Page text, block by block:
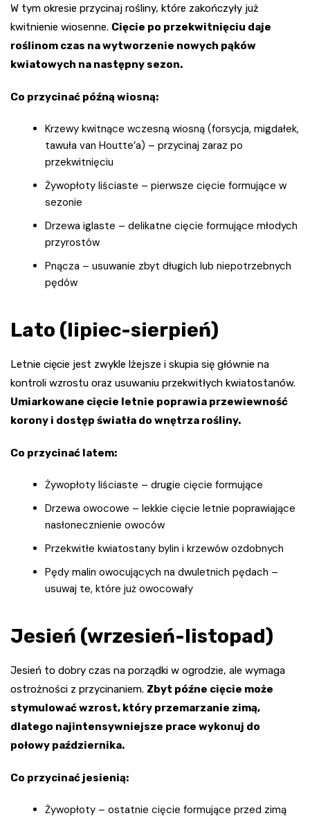
W tym okresie przycinaj rośliny, które zakończyły już
kwitnienie wiosenne. Cięcie po przekwitnięciu daje
roślinom czas na wytworzenie nowych pąków
kwiatowych na następny sezon.
Co przycinać późną wiosną:
Krzewy kwitnące wczesną wiosną (forsycja, migdałek,
tawuła van Houtte’a) – przycinaj zaraz po
przekwitnięciu
Żywopłoty liściaste – pierwsze cięcie formujące w
sezonie
Drzewa iglaste – delikatne cięcie formujące młodych
przyrostów
Pnącza – usuwanie zbyt długich lub niepotrzebnych
pędów
Lato (lipiec-sierpień)
Letnie cięcie jest zwykle lżejsze i skupia się głównie na
kontroli wzrostu oraz usuwaniu przekwitłych kwiatostanów.
Umiarkowane cięcie letnie poprawia przewiewność
korony i dostęp światła do wnętrza rośliny.
Co przycinać latem:
Żywopłoty liściaste – drugie cięcie formujące
Drzewa owocowe – lekkie cięcie letnie poprawiające
nasłonecznienie owoców
Przekwitłe kwiatostany bylin i krzewów ozdobnych
Pędy malin owocujących na dwuletnich pędach –
usuwaj te, które już owocowały
Jesień (wrzesień-listopad)
Jesień to dobry czas na porządki w ogrodzie, ale wymaga
ostrożności z przycinaniem. Zbyt późne cięcie może
stymulować wzrost, który przemarzanie zimą,
dlatego najintensywniejsze prace wykonuj do
połowy października.
Co przycinać jesienią:
Żywopłoty – ostatnie cięcie formujące przed zimą